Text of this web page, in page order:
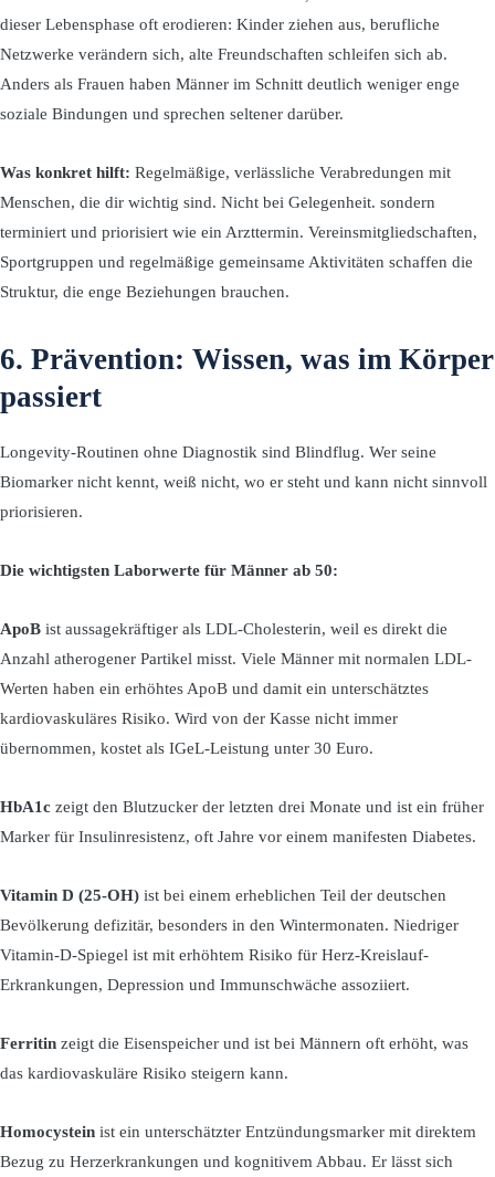
dieser Lebensphase oft erodieren: Kinder ziehen aus, berufliche
Netzwerke verändern sich, alte Freundschaften schleifen sich ab.
Anders als Frauen haben Männer im Schnitt deutlich weniger enge
soziale Bindungen und sprechen seltener darüber.
Was konkret hilft: Regelmäßige, verlässliche Verabredungen mit
Menschen, die dir wichtig sind. Nicht bei Gelegenheit. sondern
terminiert und priorisiert wie ein Arzttermin. Vereinsmitgliedschaften,
Sportgruppen und regelmäßige gemeinsame Aktivitäten schaffen die
Struktur, die enge Beziehungen brauchen.
6. Prävention: Wissen, was im Körper
passiert
Longevity-Routinen ohne Diagnostik sind Blindflug. Wer seine
Biomarker nicht kennt, weiß nicht, wo er steht und kann nicht sinnvoll
priorisieren.
Die wichtigsten Laborwerte für Männer ab 50:
ApoB ist aussagekräftiger als LDL-Cholesterin, weil es direkt die
Anzahl atherogener Partikel misst. Viele Männer mit normalen LDL-
Werten haben ein erhöhtes ApoB und damit ein unterschätztes
kardiovaskuläres Risiko. Wird von der Kasse nicht immer
übernommen, kostet als IGeL-Leistung unter 30 Euro.
HbA1c zeigt den Blutzucker der letzten drei Monate und ist ein früher
Marker für Insulinresistenz, oft Jahre vor einem manifesten Diabetes.
Vitamin D (25-OH) ist bei einem erheblichen Teil der deutschen
Bevölkerung defizitär, besonders in den Wintermonaten. Niedriger
Vitamin-D-Spiegel ist mit erhöhtem Risiko für Herz-Kreislauf-
Erkrankungen, Depression und Immunschwäche assoziiert.
Ferritin zeigt die Eisenspeicher und ist bei Männern oft erhöht, was
das kardiovaskuläre Risiko steigern kann.
Homocystein ist ein unterschätzter Entzündungsmarker mit direktem
Bezug zu Herzerkrankungen und kognitivem Abbau. Er lässt sich